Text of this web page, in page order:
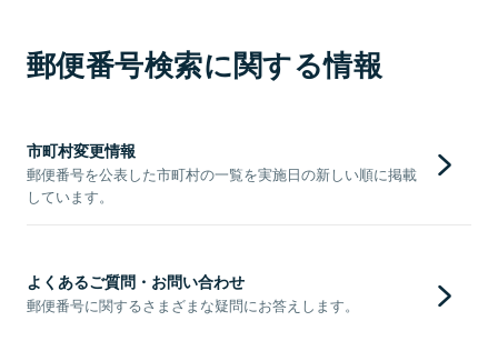
郵便番号検索に関する情報
市町村変更情報
郵便番号を公表した市町村の一覧を実施日の新しい順に掲載
しています。
よくあるご質問・お問い合わせ
郵便番号に関するさまざまな疑問にお答えします。